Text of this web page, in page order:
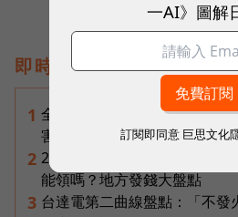
即時熱門文章
1 全台最大全聯首日業績破百萬
害的大型店！為何把餐廳健身
2 2026普發一萬最新進度｜國
能領嗎？地方發錢大盤點
3 台達電第二曲線盤點：「不發
一AI》圖解
訂閱即同意 巨思文化